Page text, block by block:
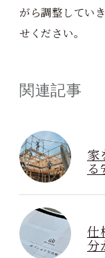
がら調整してい
せください。
関連記事
家
る
仕
分